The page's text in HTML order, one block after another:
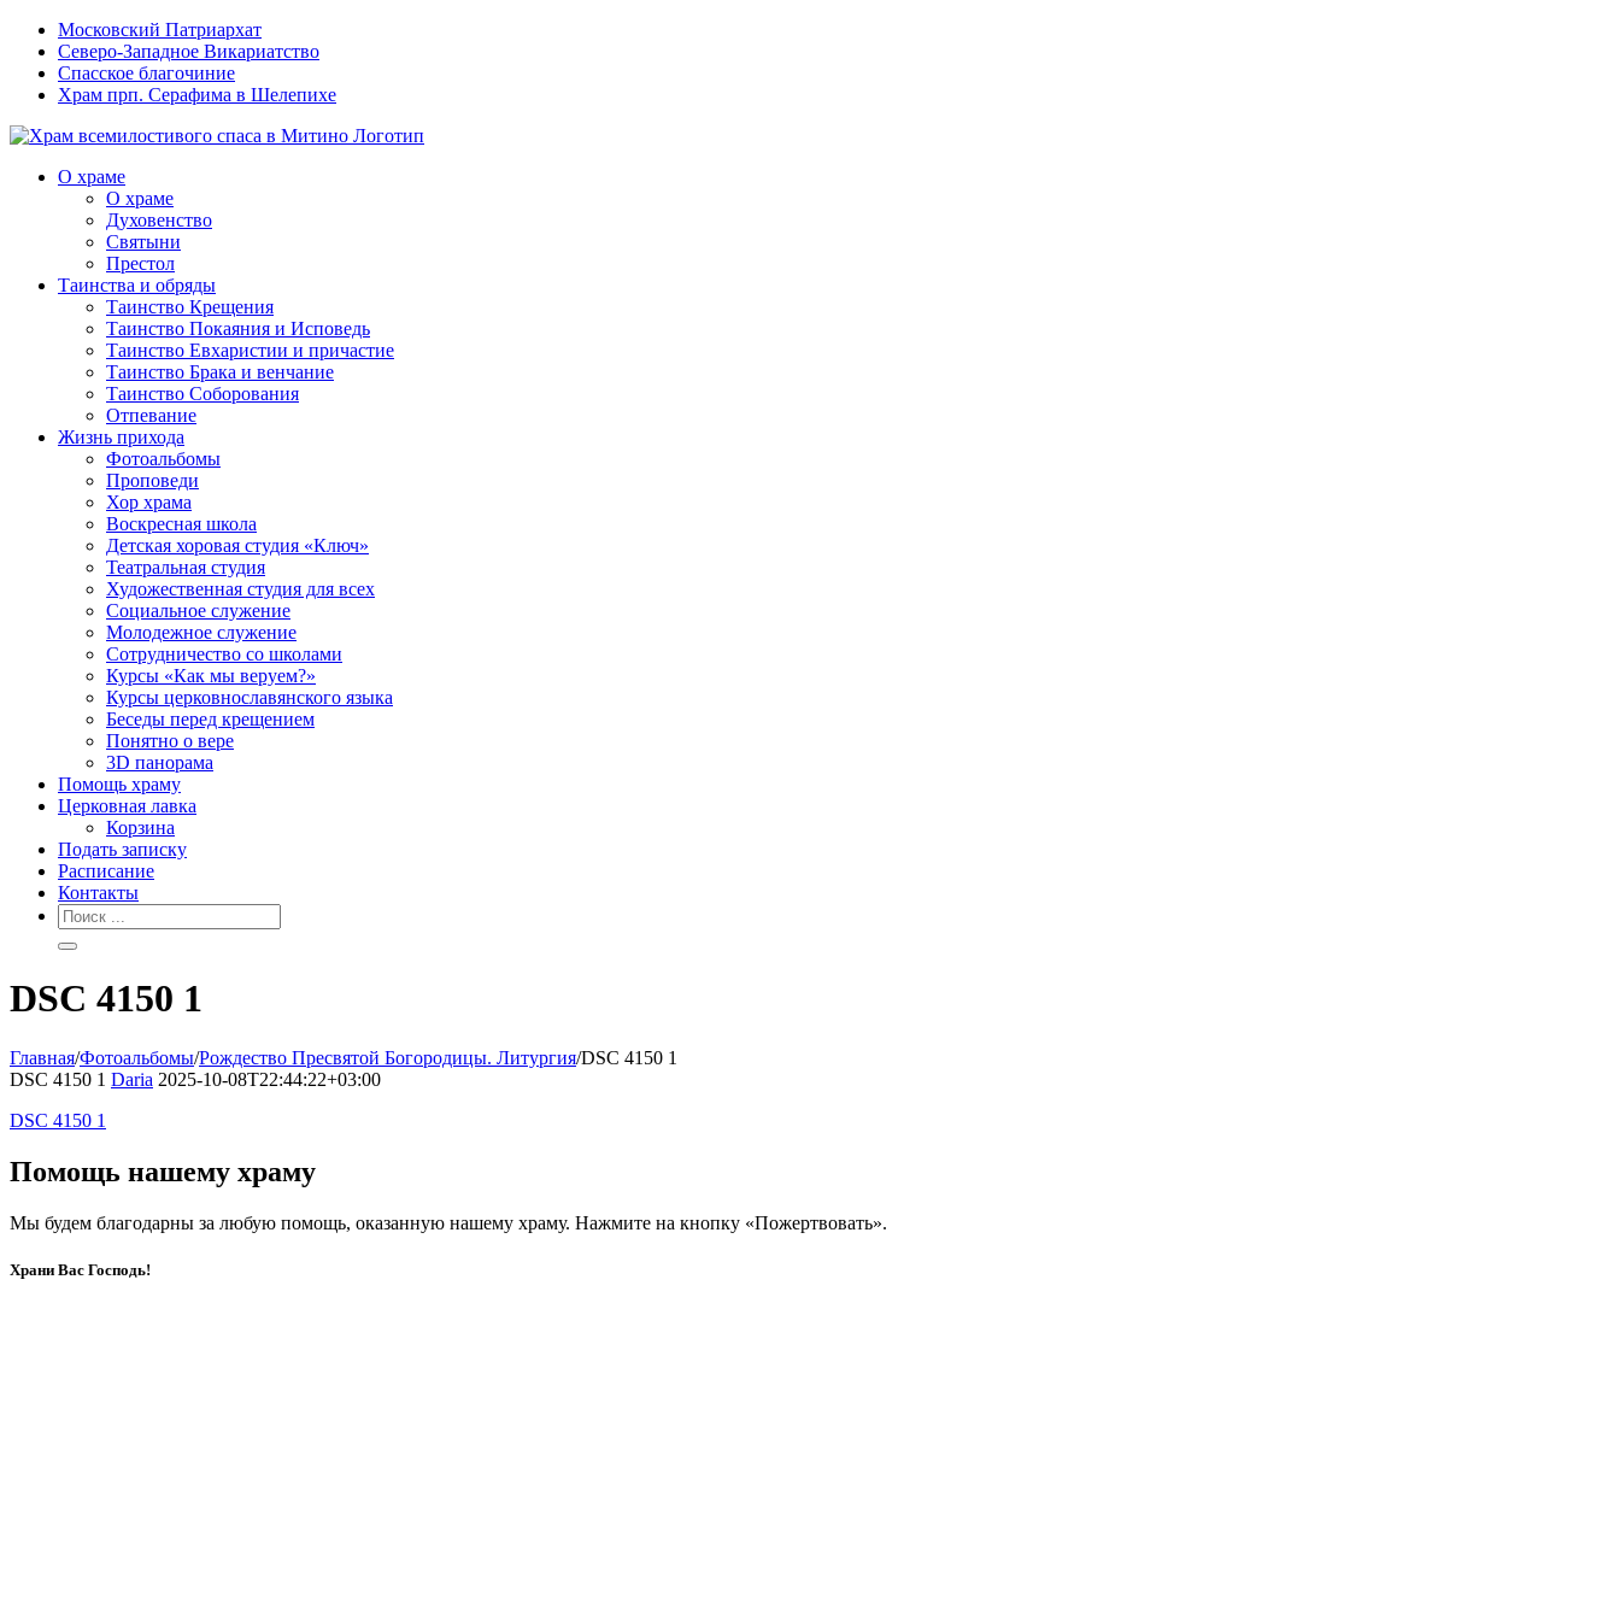
Московский Патриархат
Северо-Западное Викариатство
Спасское благочиние
Храм прп. Серафима в Шелепихе
О храме
О храме
Духовенство
Святыни
Престол
Таинства и обряды
Таинство Крещения
Таинство Покаяния и Исповедь
Таинство Евхаристии и причастие
Таинство Брака и венчание
Таинство Соборования
Отпевание
Жизнь прихода
Фотоальбомы
Проповеди
Хор храма
Воскресная школа
Детская хоровая студия «Ключ»
Театральная студия
Х​удожественная студия для всех
Социальное служение
Молодежное служение
Сотрудничество со школами
Курсы «Как мы веруем?»
Курсы церковнославянского языка
Беседы перед крещением
Понятно о вере
3D панорама
Помощь храму
Церковная лавка
Корзина
Подать записку
Расписание
Контакты
DSC 4150 1
Главная/Фотоальбомы/Рождество Пресвятой Богородицы. Литургия/DSC 4150 1
DSC 4150 1 Daria 2025-10-08T22:44:22+03:00
DSC 4150 1
Помощь нашему храму
Мы будем благодарны за любую помощь, оказанную нашему храму. Нажмите на кнопку «Пожертвовать».
Храни Вас Господь!